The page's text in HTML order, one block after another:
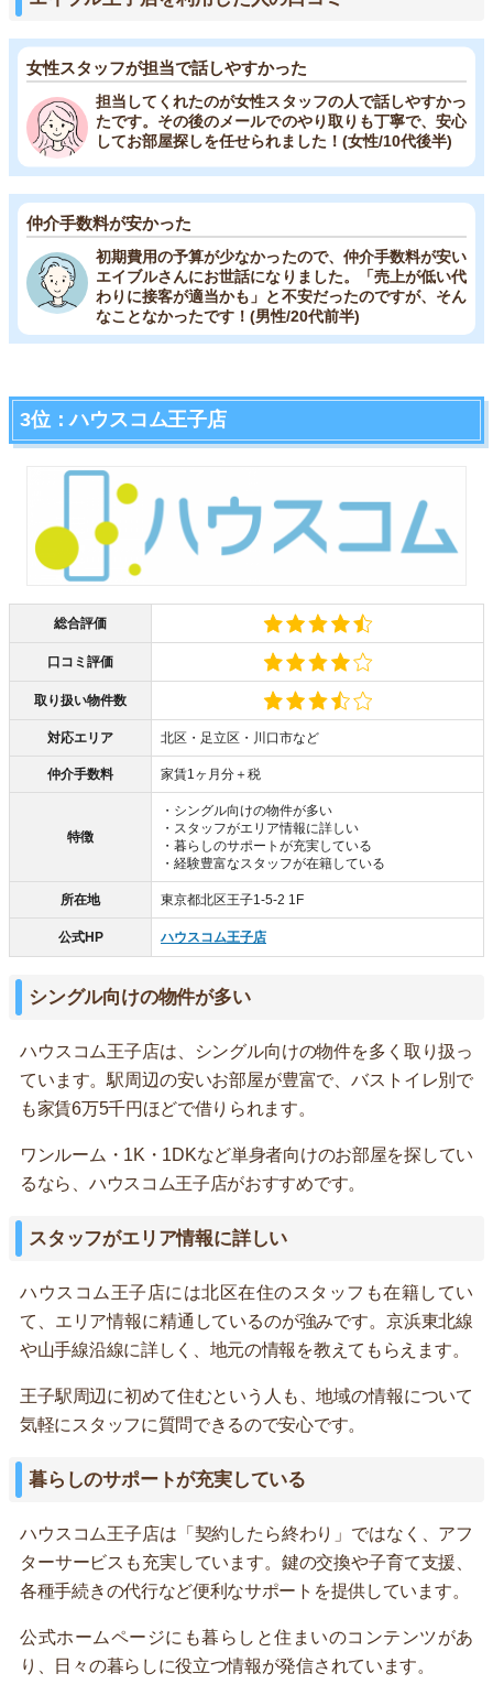
女性スタッフが担当で話しやすかった
担当してくれたのが女性スタッフの人で話しやすかっ
たです。その後のメールでのやり取りも丁寧で、安心
してお部屋探しを任せられました！(女性/10代後半)
仲介手数料が安かった
初期費用の予算が少なかったので、仲介手数料が安い
エイブルさんにお世話になりました。「売上が低い代
わりに接客が適当かも」と不安だったのですが、そん
なことなかったです！(男性/20代前半)
3位：ハウスコム王子店
総合評価
口コミ評価
取り扱い物件数
対応エリア 北区・足立区・川口市など
仲介手数料 家賃1ヶ月分＋税
特徴
・シングル向けの物件が多い
・スタッフがエリア情報に詳しい
・暮らしのサポートが充実している
・経験豊富なスタッフが在籍している
所在地 東京都北区王子1-5-2 1F
公式HP ハウスコム王子店
シングル向けの物件が多い
ハウスコム王子店は、シングル向けの物件を多く取り扱っ
ています。駅周辺の安いお部屋が豊富で、バストイレ別で
も家賃6万5千円ほどで借りられます。
ワンルーム・1K・1DKなど単身者向けのお部屋を探してい
るなら、ハウスコム王子店がおすすめです。
スタッフがエリア情報に詳しい
ハウスコム王子店には北区在住のスタッフも在籍してい
て、エリア情報に精通しているのが強みです。京浜東北線
や山手線沿線に詳しく、地元の情報を教えてもらえます。
王子駅周辺に初めて住むという人も、地域の情報について
気軽にスタッフに質問できるので安心です。
暮らしのサポートが充実している
ハウスコム王子店は「契約したら終わり」ではなく、アフ
ターサービスも充実しています。鍵の交換や子育て支援、
各種手続きの代行など便利なサポートを提供しています。
公式ホームページにも暮らしと住まいのコンテンツがあ
り、日々の暮らしに役立つ情報が発信されています。